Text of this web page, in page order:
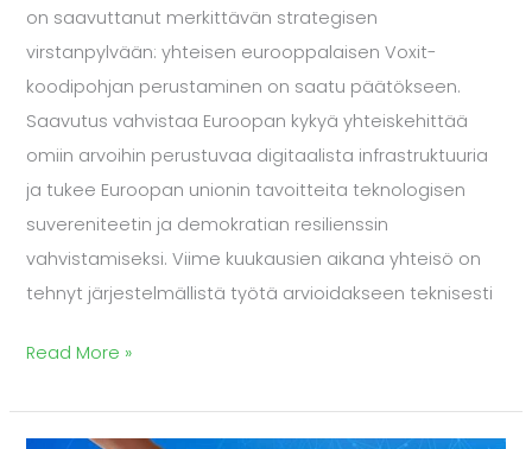
on saavuttanut merkittävän strategisen
virstanpylvään: yhteisen eurooppalaisen Voxit-
koodipohjan perustaminen on saatu päätökseen.
Saavutus vahvistaa Euroopan kykyä yhteiskehittää
omiin arvoihin perustuvaa digitaalista infrastruktuuria
ja tukee Euroopan unionin tavoitteita teknologisen
suvereniteetin ja demokratian resilienssin
vahvistamiseksi. Viime kuukausien aikana yhteisö on
tehnyt järjestelmällistä työtä arvioidakseen teknisesti
Read More »